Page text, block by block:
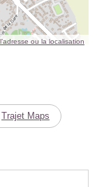
ou la localisation
Trajet Maps